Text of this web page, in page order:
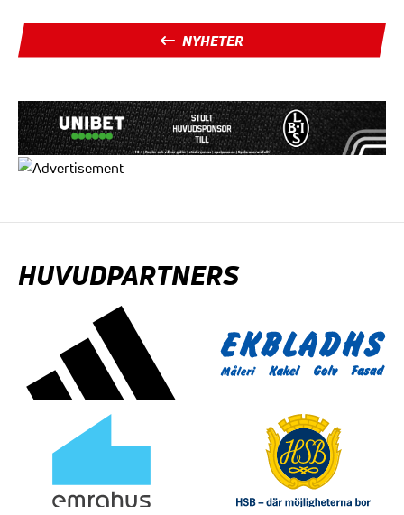
NYHETER
HUVUDPARTNERS